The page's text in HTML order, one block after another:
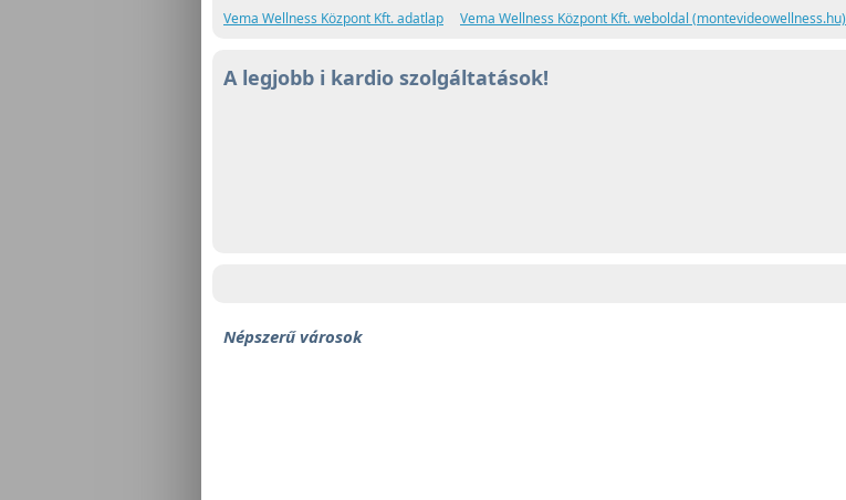
Vema Wellness Központ Kft. adatlap Vema Wellness Központ Kft. weboldal (montevideowellness.hu)
A legjobb i kardio szolgáltatások!
Népszerű városok